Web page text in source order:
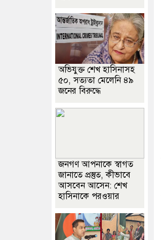
অভিযুক্ত শেখ হাসিনাসহ
৫০, সত্যতা মেলেনি ৪৯
জনের বিরুদ্ধে
জনগণ আপনাকে স্বাগত
জানাতে প্রস্তুত, কীভাবে
আসবেন আসেন: শেখ
হাসিনাকে পরওয়ার